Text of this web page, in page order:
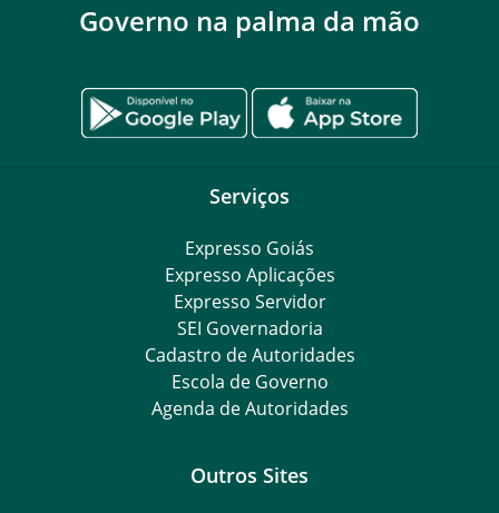
Governo na palma da mão
Serviços
Expresso Goiás
Expresso Aplicações
Expresso Servidor
SEI Governadoria
Cadastro de Autoridades
Escola de Governo
Agenda de Autoridades
Outros Sites